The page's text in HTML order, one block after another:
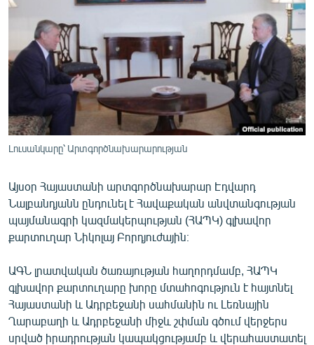
ՄԻՋԱԶԳԱՅԻՆ
ՄՇԱԿՈՒՅԹ
ՍՊՈՐՏ
ՄԵԿՆԱԲԱՆՈՒԹՅՈՒՆ
ՏՏ ԵՒ ԻՆՏԵՐՆԵՏ
ԿՈՐՈՆԱՎԻՐՈՒՍ
ՏԵՍԱՆՅՈՒԹԵՐ
ԲԱՆԱՎԵՃ
ՁԳՏԵԼՈՎ ԼԱՎԱԳՈՒՅՆԻՆ
ՓՈԴՔԱՍԹ
Հայերեն
English
Լուսանկարը՝ Արտգործնախարարության
Այսօր Հայաստանի արտգործնախարար Էդվարդ
Նալբանդյանն ընդունել է Հավաքական անվտանգության
պայմանագրի կազմակերպության (ՀԱՊԿ) գլխավոր
քարտուղար Նիկոլայ Բորդյուժային։
ԱԳՆ լրատվական ծառայության հաղորդմամբ, ՀԱՊԿ
գլխավոր քարտուղարը խորը մտահոգություն է հայտնել
Հայաստանի և Ադրբեջանի սահմանին ու Լեռնային
Ղարաբաղի և Ադրբեջանի միջև շփման գծում վերջերս
սրված իրադրության կապակցությամբ և վերահաստատել